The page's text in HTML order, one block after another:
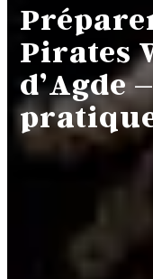
Pirates
d’Agde